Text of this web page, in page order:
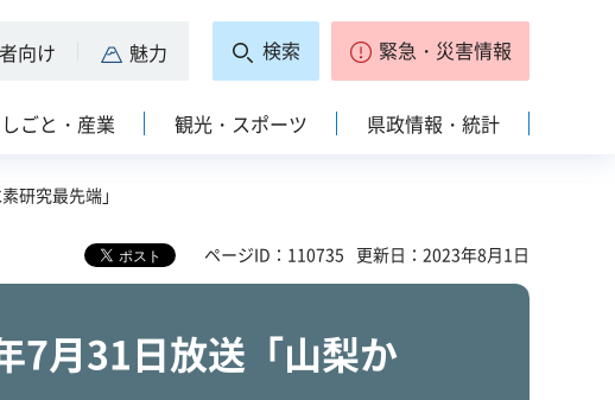
向け 魅力 検索 緊急・災害情報
しごと・産業 観光・スポーツ 県政情報・統計
研究最先端」
ページID：110735 更新日：2023年8月1日
7月31日放送「山梨か